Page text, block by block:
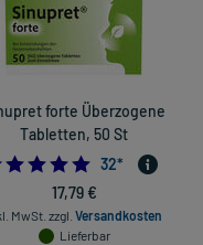
forte Überzogene
Tabletten, 50 St
4.96875
32*
17,79 €
MwSt. zzgl. Versandkosten
Lieferbar